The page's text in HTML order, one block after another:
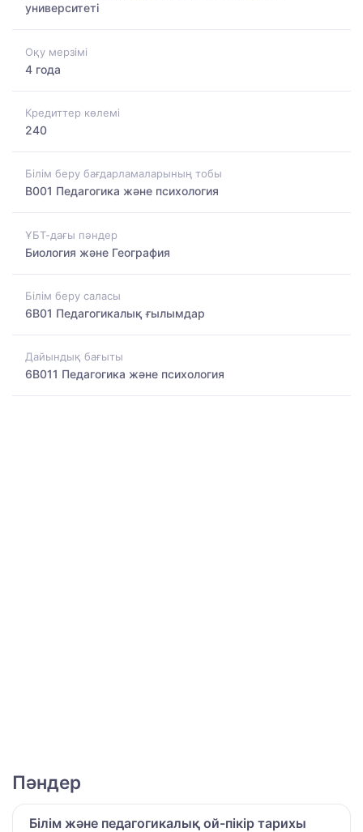
университеті
Оқу мерзімі
4 года
Кредиттер көлемі
240
Білім беру бағдарламаларының тобы
B001 Педагогика және психология
ҰБТ-дағы пәндер
Биология және География
Білім беру саласы
6B01 Педагогикалық ғылымдар
Дайындық бағыты
6B011 Педагогика және психология
Пәндер
Білім және педагогикалық ой-пікір тарихы